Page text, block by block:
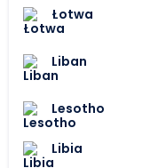
Łotwa
Liban
Lesotho
Libia